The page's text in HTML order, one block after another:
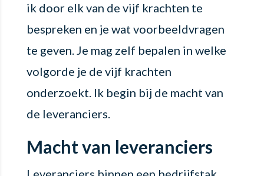
ik door elk van de vijf krachten te
bespreken en je wat voorbeeldvragen
te geven. Je mag zelf bepalen in welke
volgorde je de vijf krachten
onderzoekt. Ik begin bij de macht van
de leveranciers.
Macht van leveranciers